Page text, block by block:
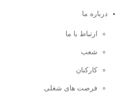
درباره ما
ارتباط با ما
شعب
کارکنان
فرصت های شغلی